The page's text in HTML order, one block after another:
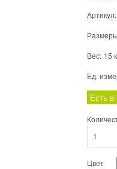
Артикул:
Вес: 15
Ед.
Есть в
Цвет